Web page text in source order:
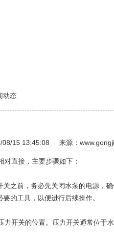
动态
08/15 13:45:08 来源：
直接，主要步骤如下：
之前，务必先关闭水泵的电源，确
的工具，以便进行后续操作。
开关的位置。压力开关通常位于